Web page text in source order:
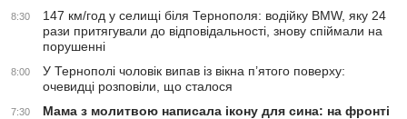
8:30
147 км/год у селищі біля Тернополя: водійку BMW, яку 24
рази притягували до відповідальності, знову спіймали на
порушенні
8:00
У Тернополі чоловік випав із вікна п’ятого поверху:
очевидці розповіли, що сталося
7:30
Мама з молитвою написала ікону для сина: на фронті